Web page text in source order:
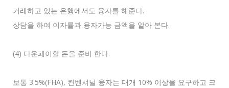
거래하고 있는 은행에서도 융자를 해준다.
상담을 하여 이자률과 융자가능 금액을 알아 본다.
(4) 다운페이할 돈을 준비 한다.
보통 3.5%(FHA), 컨벤셔널 융자는 대개 10% 이상을 요구하고 크